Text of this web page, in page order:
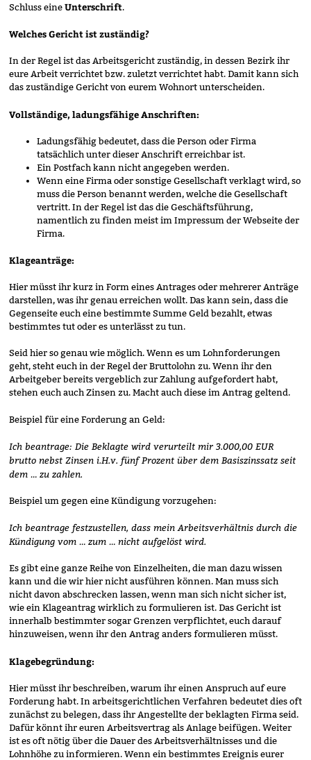
Schluss eineUnterschrift.
Welches Gericht ist zuständig?
In der Regel ist das Arbeitsgericht zuständig, in dessen Bezirk ihr
eure Arbeit verrichtet bzw. zuletzt verrichtet habt. Damit kann sich
das zuständige Gericht von eurem Wohnort unterscheiden.
Vollständige, ladungsfähige Anschriften:
Ladungsfähig bedeutet, dass die Person oder Firma
tatsächlich unter dieser Anschrift erreichbar ist.
Ein Postfach kann nicht angegeben werden.
Wenn eine Firma oder sonstige Gesellschaft verklagt wird, so
muss die Person benannt werden, welche die Gesellschaft
vertritt. In der Regel ist das die Geschäftsführung,
namentlich zu finden meist im Impressum der Webseite der
Firma.
Klageanträge:
Hier müsst ihr kurz in Form eines Antrages oder mehrerer Anträge
darstellen, was ihr genau erreichen wollt. Das kann sein, dass die
Gegenseite euch eine bestimmte Summe Geld bezahlt, etwas
bestimmtes tut oder es unterlässt zu tun.
Seid hier so genau wie möglich. Wenn es um Lohnforderungen
geht, steht euch in der Regel der Bruttolohn zu. Wenn ihr den
Arbeitgeber bereits vergeblich zur Zahlung aufgefordert habt,
stehen euch auch Zinsen zu. Macht auch diese im Antrag geltend.
Beispiel für eine Forderung an Geld:
Ich beantrage: Die Beklagte wird verurteilt mir 3.000,00 EUR
brutto nebst Zinsen i.H.v. fünf Prozentüber dem Basiszinssatz seit
dem … zu zahlen.
Beispiel um gegen eine Kündigung vorzugehen:
Ich beantrage festzustellen, dass mein Arbeitsverhältnis durch die
Kündigung vom … zum … nicht aufgelöst wird.
Es gibt eine ganze Reihe von Einzelheiten, die man dazu wissen
kann und die wir hier nicht ausführen können. Man muss sich
nicht davon abschrecken lassen, wenn man sich nicht sicher ist,
wie ein Klageantrag wirklich zu formulieren ist. Das Gericht ist
innerhalb bestimmter sogar Grenzen verpflichtet, euch darauf
hinzuweisen, wenn ihr den Antrag anders formulieren müsst.
Klagebegründung:
Hier müsst ihr beschreiben, warum ihr einen Anspruch auf eure
Forderung habt. In arbeitsgerichtlichen Verfahren bedeutet dies oft
zunächst zu belegen, dass ihr Angestellte der beklagten Firma seid.
Dafür könnt ihr euren Arbeitsvertrag als Anlage beifügen. Weiter
ist es oft nötig über die Dauer des Arbeitsverhältnisses und die
Lohnhöhe zu informieren. Wenn ein bestimmtes Ereignis eurer